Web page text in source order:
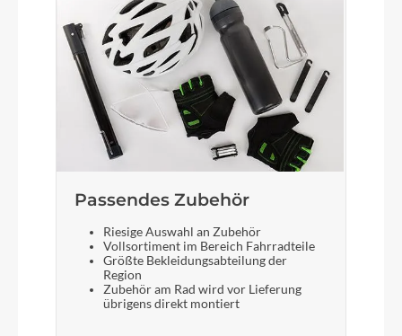
Schloss
AXA Victory
Steuersatz
FSA No.57B-1, 1.5” TAPER LOOKING
Sattel
Gabel
SR SUNTOUR NEX-E25
Passendes Zubehör
Riesige Auswahl an Zubehör
Vollsortiment im Bereich Fahrradteile
Größte Bekleidungsabteilung der
Region
Zubehör am Rad wird vor Lieferung
übrigens direkt montiert